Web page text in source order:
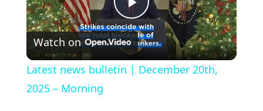
Play
Video
Watch on
Latest news bulletin | December 20th,
2025 – Morning